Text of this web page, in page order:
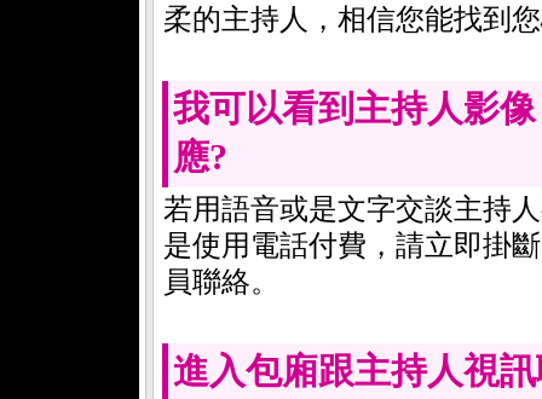
柔的主持人，相信您能找到
我可以看到主持人影
應?
若用語音或是文字交談主持
是使用電話付費，請立即掛
員聯絡。
進入包廂跟主持人視